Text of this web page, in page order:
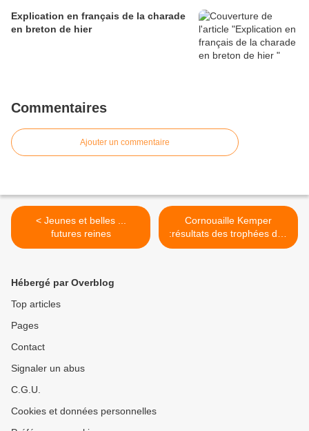
Explication en français de la charade
en breton de hier
Commentaires
Ajouter un commentaire
< Jeunes et belles ...
futures reines
Cornouaille Kemper
:résultats des trophées des
solistes en cornemuse >
Hébergé par Overblog
Top articles
Pages
Contact
Signaler un abus
C.G.U.
Cookies et données personnelles